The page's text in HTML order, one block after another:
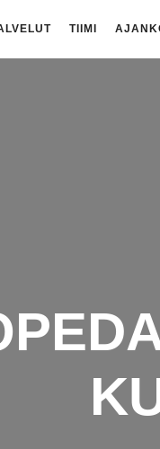
TIIMI